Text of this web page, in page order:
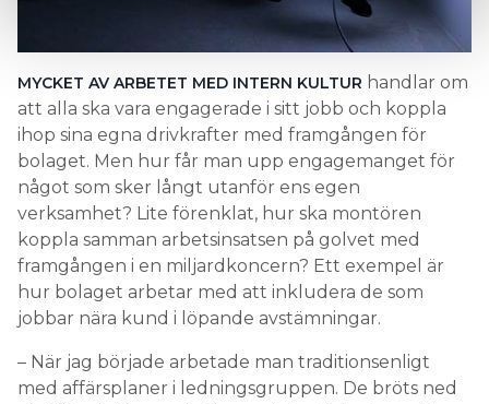
MYCKET AV ARBETET MED INTERN KULTUR handlar om
att alla ska vara engagerade i sitt jobb och koppla
ihop sina egna drivkrafter med framgången för
bolaget. Men hur får man upp engagemanget för
något som sker långt utanför ens egen
verksamhet? Lite förenklat, hur ska montören
koppla samman arbetsinsatsen på golvet med
framgången i en miljardkoncern? Ett exempel är
hur bolaget arbetar med att inkludera de som
jobbar nära kund i löpande avstämningar.
– När jag började arbetade man traditionsenligt
med affärsplaner i ledningsgruppen. De bröts ned